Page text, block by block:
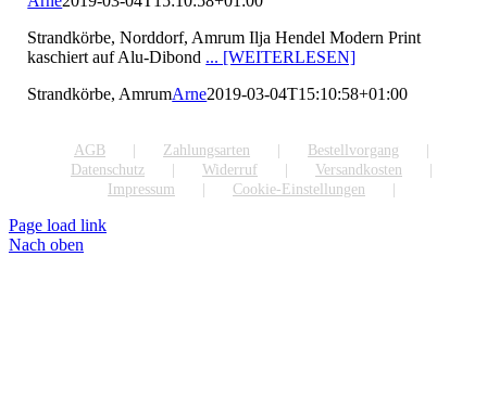
Strandkörbe, Norddorf, Amrum Ilja Hendel Modern Print
kaschiert auf Alu-Dibond ... [WEITERLESEN]
Strandkörbe, AmrumArne2019-03-04T15:10:58+01:00
AGB Zahlungsarten
Bestellvorgang
Datenschutz
Widerruf
Versandkosten
Impressum
Cookie-Einstellungen
Page load link
Nach oben